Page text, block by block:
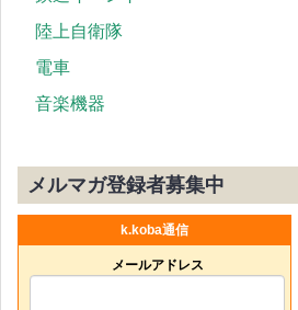
陸上自衛隊
電車
音楽機器
メルマガ登録者募集中
k.koba通信
メールアドレス